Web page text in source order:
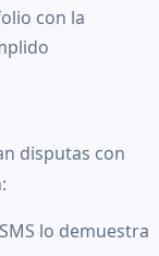
con la
disputas con
lo demuestra